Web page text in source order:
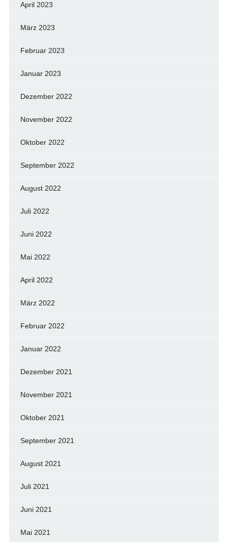
April 2023
März 2023
Februar 2023
Januar 2023
Dezember 2022
November 2022
Oktober 2022
September 2022
August 2022
Juli 2022
Juni 2022
Mai 2022
April 2022
März 2022
Februar 2022
Januar 2022
Dezember 2021
November 2021
Oktober 2021
September 2021
August 2021
Juli 2021
Juni 2021
Mai 2021